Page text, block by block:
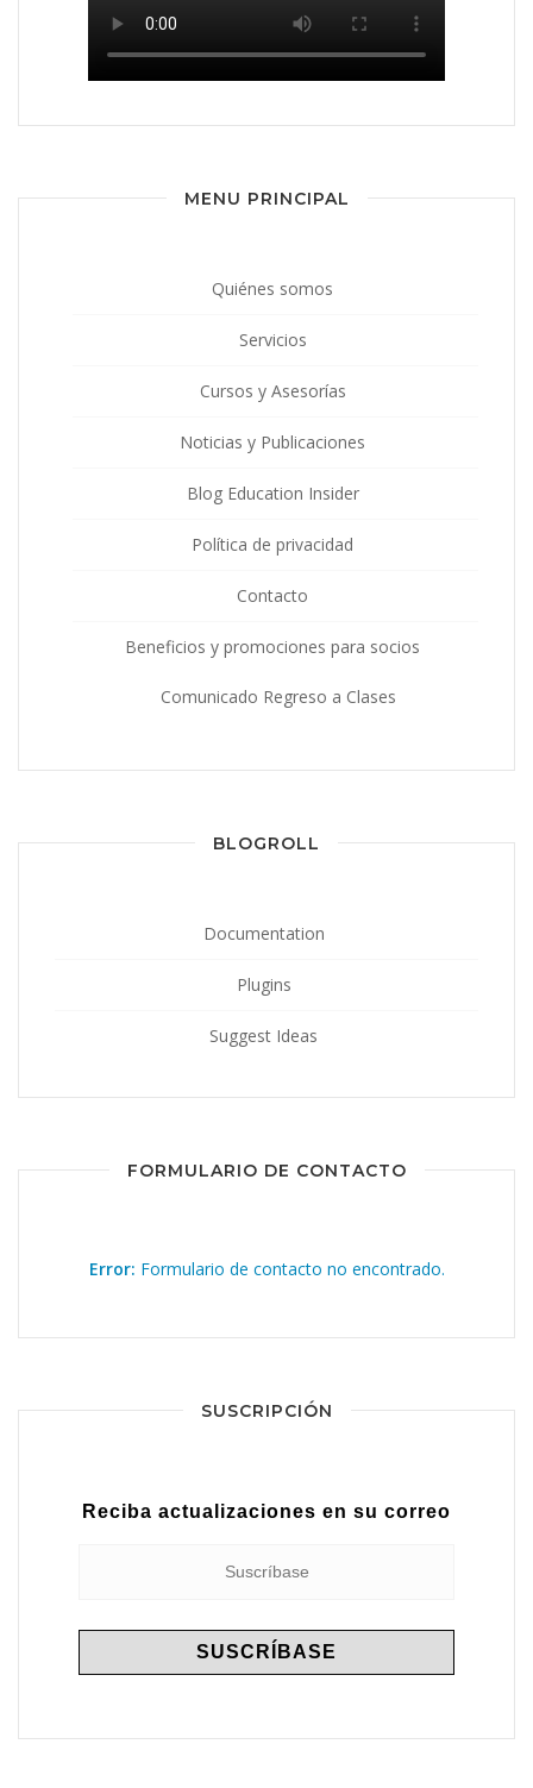
MENU PRINCIPAL
Quiénes somos
Servicios
Cursos y Asesorías
Noticias y Publicaciones
Blog Education Insider
Política de privacidad
Contacto
Beneficios y promociones para socios
Comunicado Regreso a Clases
BLOGROLL
Documentation
Plugins
Suggest Ideas
FORMULARIO DE CONTACTO
Error: Formulario de contacto no encontrado.
SUSCRIPCIÓN
Reciba actualizaciones en su correo